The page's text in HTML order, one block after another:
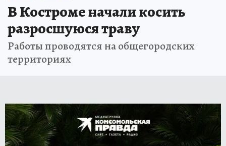
В Костроме начали косить
разросшуюся траву
Работы проводятся на общегородских
территориях